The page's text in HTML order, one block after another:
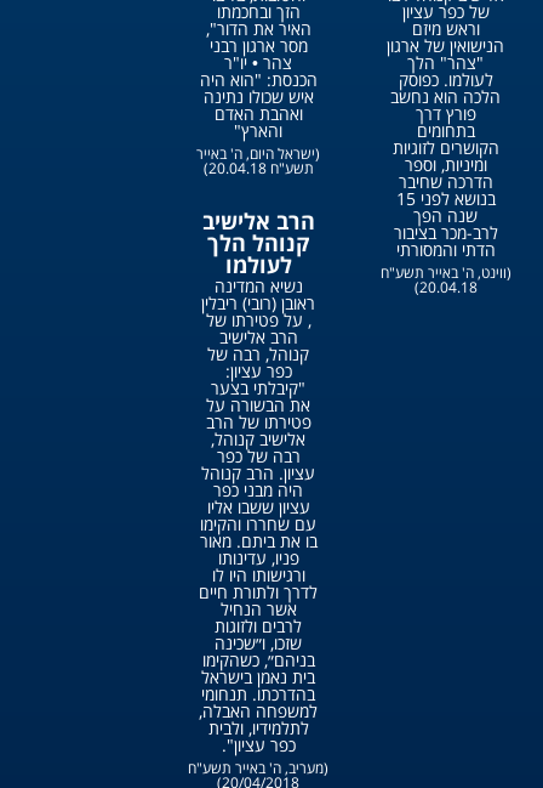
של כפר עציון
וראש מיזם
הנישואין של ארגון
"צהר" הלך
לעולמו. כפוסק
הלכה הוא נחשב
פורץ דרך
בתחומים
הקושרים לזוגיות
ומיניות, וספר
הדרכה שחיבר
בנושא לפני 15
שנה הפך
לרב-מכר בציבור
הדתי והמסורתי
(ווינט, ה' באייר תשע"ח
20.04.18)
הזך ובחכמתו
האיר את הדור",
מסר ארגון רבני
צהר • יו"ר
הכנסת: "הוא היה
איש שכולו נתינה
ואהבת האדם
והארץ"
(ישראל היום, ה' באייר
תשע"ח 20.04.18)
הרב אלישיב
קנוהל הלך
לעולמו
נשיא המדינה
ראובן (רובי) ריבלין
, על פטירתו של
הרב אלישיב
קנוהל, רבה של
כפר עציון:
"קיבלתי בצער
את הבשורה על
פטירתו של הרב
אלישיב קנוהל,
רבה של כפר
עציון. הרב קנוהל
היה מבני כפר
עציון ששבו אליו
עם שחררו והקימו
בו את ביתם. מאור
פניו, עדינותו
ורגישותו היו לו
לדרך ולתורת חיים
אשר הנחיל
לרבים ולזוגות
שזכו, ו״שכינה
בניהם״, כשהקימו
בית נאמן בישראל
בהדרכתו. תנחומי
למשפחה האבלה,
לתלמידיו, ולבית
כפר עציון".
(מעריב, ה' באייר תשע"ח
20/04/2018)